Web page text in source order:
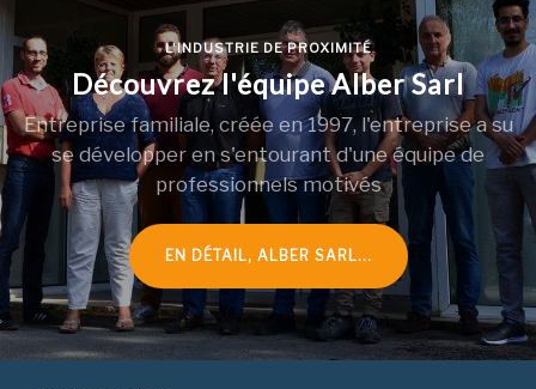
L'INDUSTRIE DE PROXIMITÉ
Découvrez l'équipe Alber Sarl
Entreprise familiale, créée en 1997, l'entreprise a su
se développer en s'entourant d'une équipe de
professionnels motivés
EN DÉTAIL, ALBER SARL...